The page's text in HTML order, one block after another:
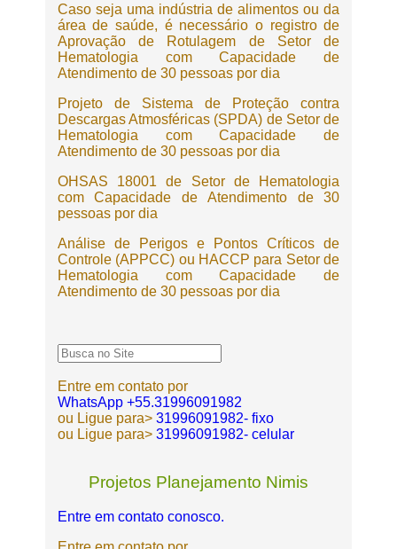
Caso seja uma indústria de alimentos ou da
área de saúde, é necessário o registro de
Aprovação de Rotulagem de Setor de
Hematologia com Capacidade de
Atendimento de 30 pessoas por dia
Projeto de Sistema de Proteção contra
Descargas Atmosféricas (SPDA) de Setor de
Hematologia com Capacidade de
Atendimento de 30 pessoas por dia
OHSAS 18001 de Setor de Hematologia
com Capacidade de Atendimento de 30
pessoas por dia
Análise de Perigos e Pontos Críticos de
Controle (APPCC) ou HACCP para Setor de
Hematologia com Capacidade de
Atendimento de 30 pessoas por dia
Entre em contato por
WhatsApp +55.31996091982
ou Ligue para> 31996091982- fixo
ou Ligue para>31996091982- celular
Projetos Planejamento Nimis
Entre em contato conosco.